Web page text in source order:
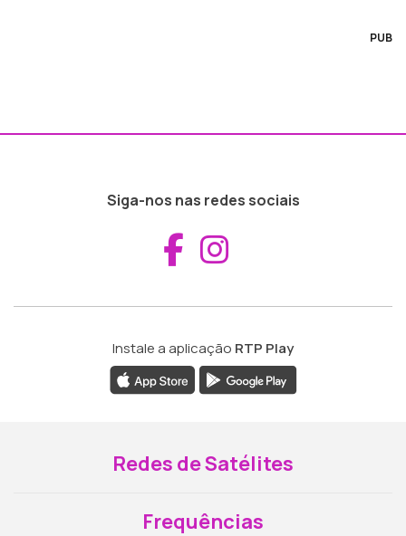
PUB
Siga-nos nas redes sociais
Aceder ao
Instale a aplicação RTP Play
Redes de Satélites
Frequências